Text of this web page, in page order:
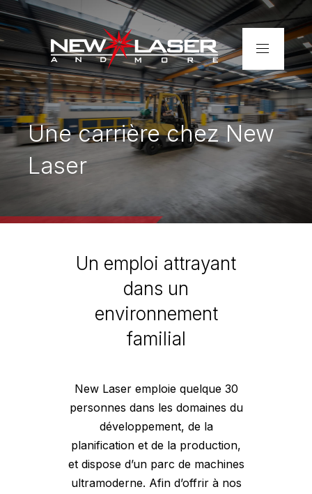
Accueil
Entreprise
Services
Réalisations
Découpe laser de tubes –
rapide et précise
Une carrière chez New
Laser
Un emploi attrayant
dans un
environnement
familial
New Laser emploie quelque 30
personnes dans les domaines du
développement, de la
planification et de la production,
et dispose d’un parc de machines
ultramoderne. Afin d’offrir à nos